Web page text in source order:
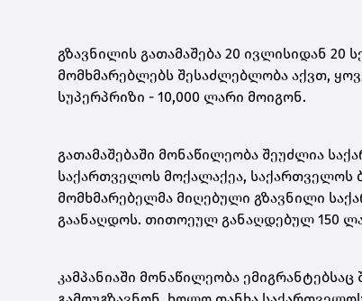
გზავნილის გათამაშება 20 ივლისიდან 20
მომხმარებლებს შესაძლებლობა აქვთ,
სუპერპრიზი - 10,000 ლარი მოიგონ.
გათამაშებაში მონაწილეობა შეუძლია
საქართველოს მოქალაქეა, საქართველოს
მომხმარებელმა მიღებული გზავნილი
გაანაღდოს. თითოეულ განაღდებულ 150
კამპანიაში მონაწილეობა